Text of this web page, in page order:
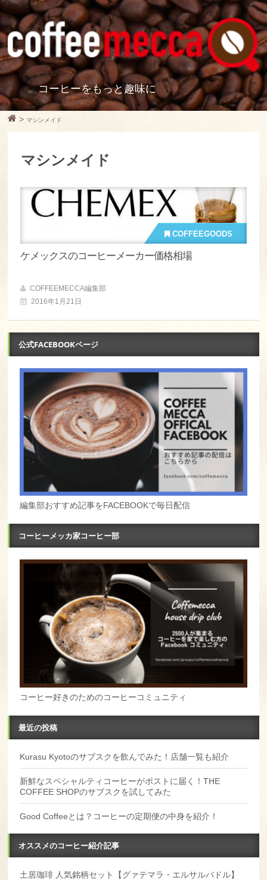
コーヒーをもっと趣味に
>マシンメイド
マシンメイド
COFFEEGOODS
ケメックスのコーヒーメーカー価格相場
COFFEEMECCA編集部
2016年1月21日
公式FACEBOOKページ
編集部おすすめ記事をFACEBOOKで毎日配信
コーヒーメッカ家コーヒー部
コーヒー好きのためのコーヒーコミュニティ
最近の投稿
Kurasu Kyotoのサブスクを飲んでみた！店舗一覧も紹介
新鮮なスペシャルティコーヒーがポストに届く！THE
COFFEE SHOPのサブスクを試してみた
Good Coffeeとは？コーヒーの定期便の中身を紹介！
オススメのコーヒー紹介記事
土居珈琲 人気銘柄セット【グァテマラ・エルサルバドル】